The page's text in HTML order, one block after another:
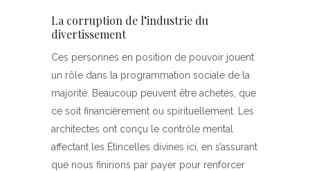
La corruption de l’industrie du
divertissement
Ces personnes en position de pouvoir jouent
un rôle dans la programmation sociale de la
majorité. Beaucoup peuvent être achetés, que
ce soit financièrement ou spirituellement. Les
architectes ont conçu le contrôle mental
affectant les Étincelles divines ici, en s’assurant
que nous finirions par payer pour renforcer